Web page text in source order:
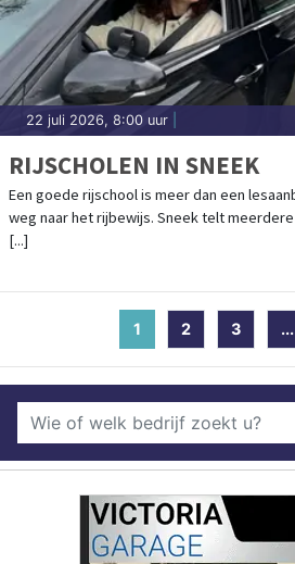
22 juli 2026, 8:00 uur
RIJSCHOLEN IN SNEEK
Een goede rijschool is meer dan een
weg naar het rijbewijs. Sneek telt
[...]
1 (current)
2 3 ...